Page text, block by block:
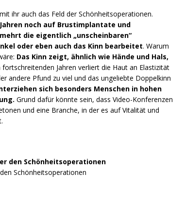
ihr auch das Feld der Schönheitsoperationen.
noch auf Brustimplantate und
die eigentlich „unscheinbaren“
oder eben auch das Kinn bearbeitet. Warum
Das Kinn zeigt, ähnlich wie Hände und Hals,
Jahren verliert die Haut an Elastizität
andere Pfund zu viel und das ungeliebte Doppelkinn
sich besonders Menschen in hohen
Grund dafür könnte sein, dass Video-Konferenzen
und eine Branche, in der es auf Vitalität und
Schönheitsoperationen